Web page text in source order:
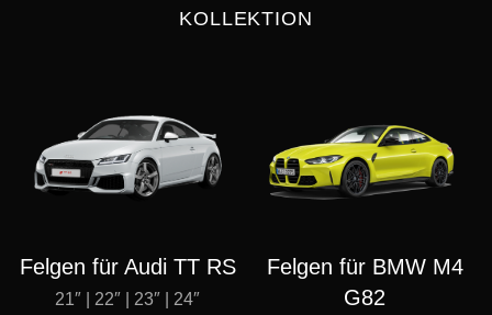
KOLLEKTION
Felgen für Audi TT RS
21″ | 22″ | 23″ | 24″
Felgen für BMW M4
G82